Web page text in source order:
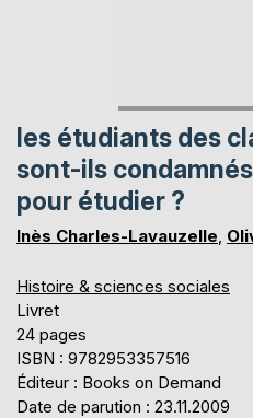
les étudiants des
sont-ils
pour étudier ?
Inès Charles-Lavauzelle,
Histoire & sciences sociales
Livret
24 pages
ISBN : 9782953357516
Éditeur : Books on Demand
Date de parution : 23.11.2009